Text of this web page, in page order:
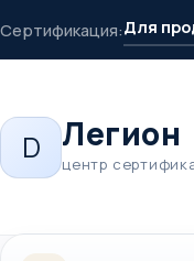
Сертификация:Для
D Легион
центр